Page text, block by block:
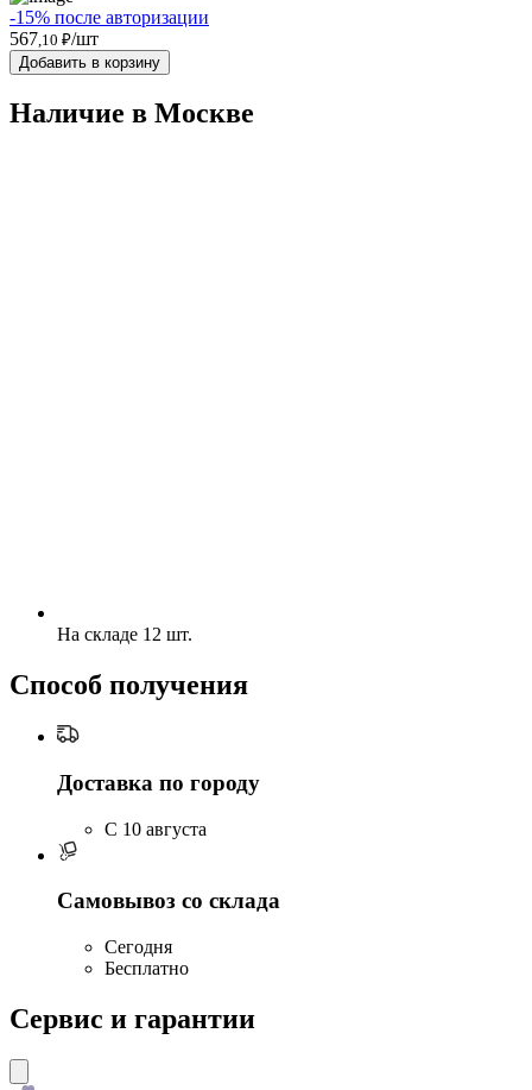
-15% после авторизации
567 ,10 ₽/шт
Добавить в корзину
Наличие в Москвe
На складе 12 шт.
Способ получения
Доставка по городу
C 10 августа
Самовывоз со склада
Сегодня
Бесплатно
Сервис и гарантии